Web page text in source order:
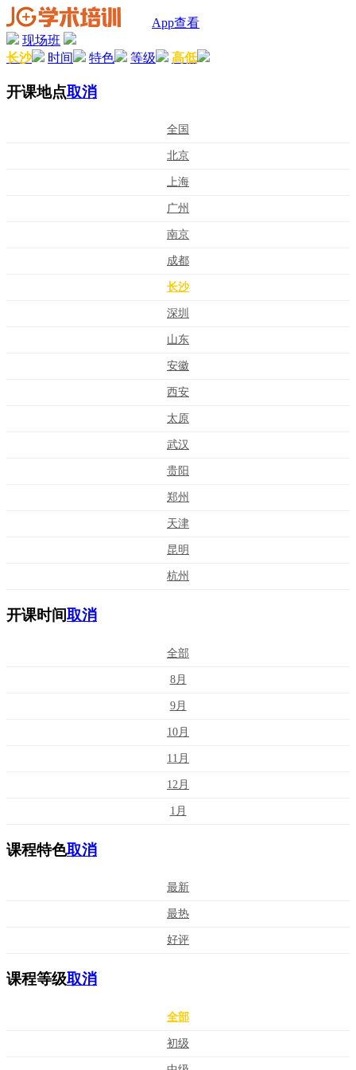
App查看
现场班
长沙
时间 特色 等级 高低
开课地点取消
全国
北京
上海
广州
南京
成都
长沙
深圳
山东
安徽
西安
太原
武汉
贵阳
郑州
天津
昆明
杭州
开课时间取消
全部
8月
9月
10月
11月
12月
1月
课程特色取消
最新
最热
好评
课程等级取消
全部
初级